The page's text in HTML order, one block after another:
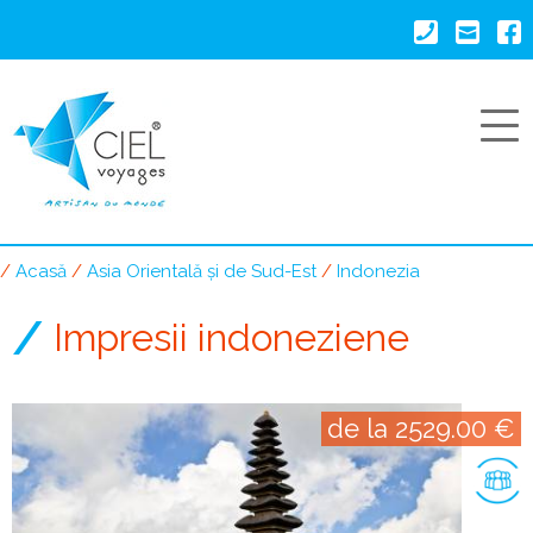
conţinutul
Acasă Asia Orientală și de Sud-Est Indonezia
Impresii indoneziene
de la 2529.00 €